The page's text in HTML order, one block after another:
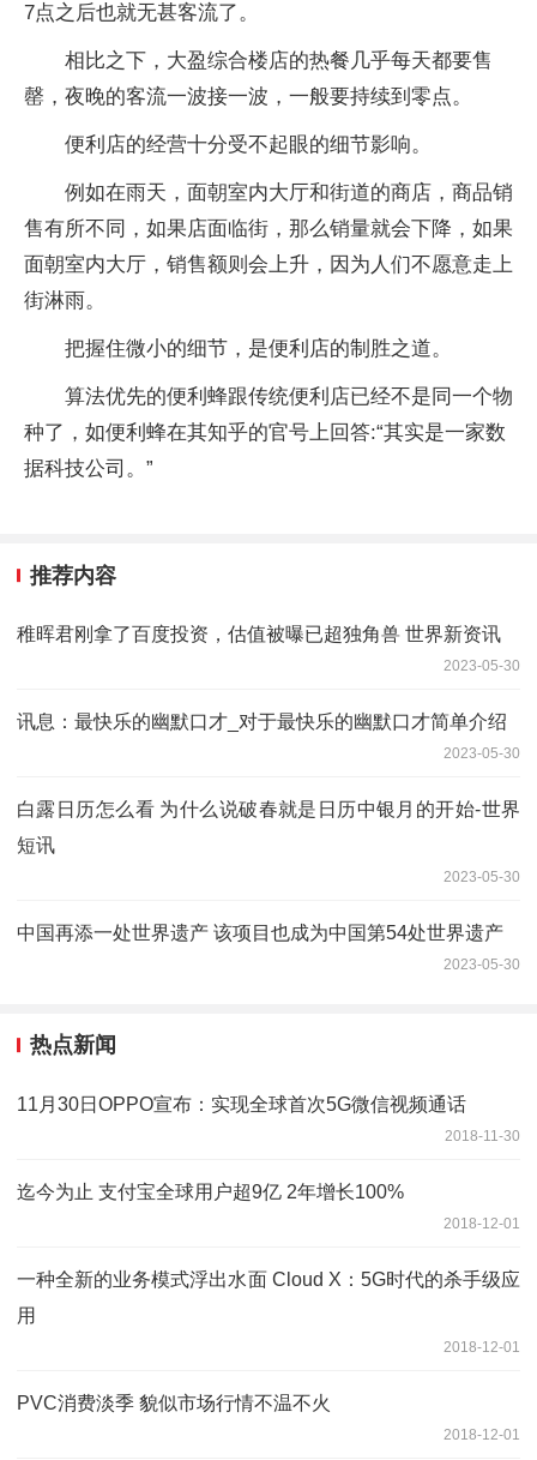
7点之后也就无甚客流了。
相比之下，大盈综合楼店的热餐几乎每天都要售
罄，夜晚的客流一波接一波，一般要持续到零点。
便利店的经营十分受不起眼的细节影响。
例如在雨天，面朝室内大厅和街道的商店，商品销
售有所不同，如果店面临街，那么销量就会下降，如果
面朝室内大厅，销售额则会上升，因为人们不愿意走上
街淋雨。
把握住微小的细节，是便利店的制胜之道。
算法优先的便利蜂跟传统便利店已经不是同一个物
种了，如便利蜂在其知乎的官号上回答:“其实是一家数
据科技公司。”
推荐内容
稚晖君刚拿了百度投资，估值被曝已超独角兽 世界新资讯
2023-05-30
讯息：最快乐的幽默口才_对于最快乐的幽默口才简单介绍
2023-05-30
白露日历怎么看 为什么说破春就是日历中银月的开始-世界
短讯
2023-05-30
中国再添一处世界遗产 该项目也成为中国第54处世界遗产
2023-05-30
热点新闻
11月30日OPPO宣布：实现全球首次5G微信视频通话
2018-11-30
迄今为止 支付宝全球用户超9亿 2年增长100%
2018-12-01
一种全新的业务模式浮出水面 Cloud X：5G时代的杀手级应
用
2018-12-01
PVC消费淡季 貌似市场行情不温不火
2018-12-01